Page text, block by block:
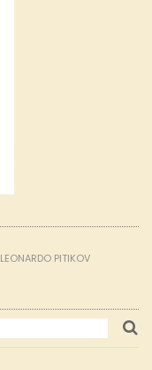
LEONARDO PITIKOV